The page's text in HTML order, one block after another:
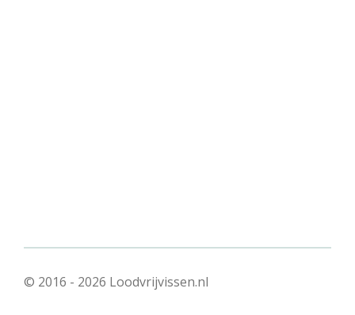
© 2016 - 2026 Loodvrijvissen.nl